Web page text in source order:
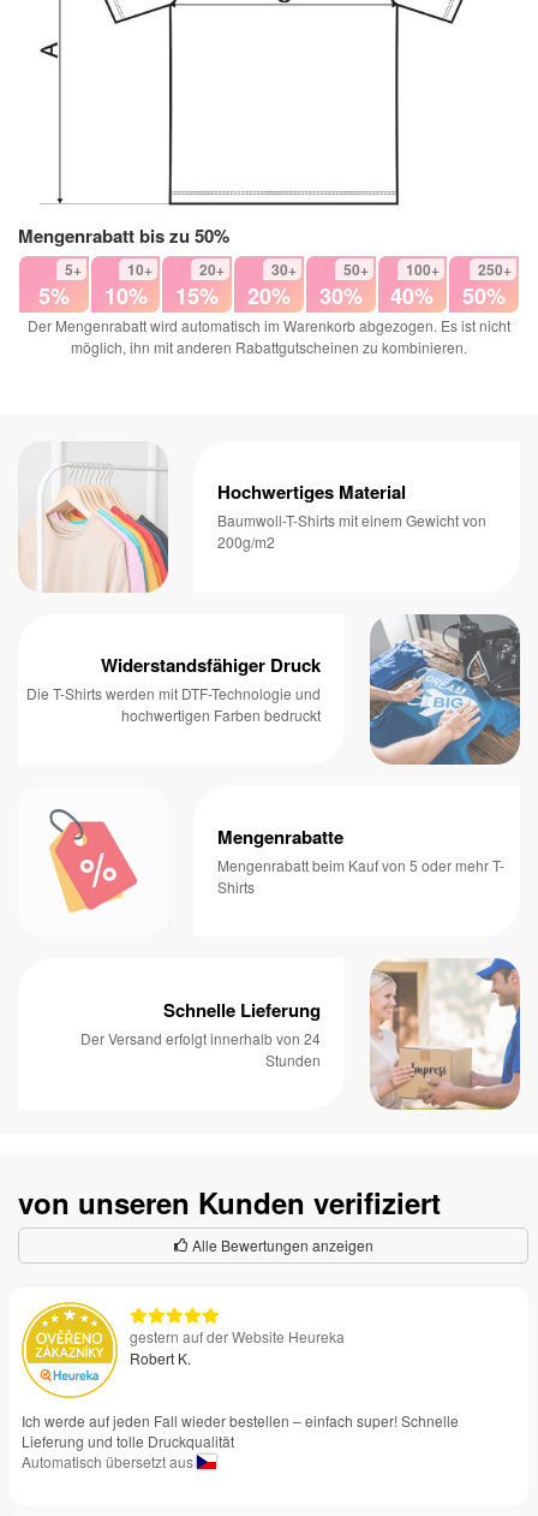
Mengenrabatt bis zu 50%
5+
5%
10+
10%
20+
15%
30+
20%
50+
30%
100+
40%
250+
50%
Der Mengenrabatt wird automatisch im Warenkorb abgezogen. Es ist nicht
möglich, ihn mit anderen Rabattgutscheinen zu kombinieren.
Hochwertiges Material
Baumwoll-T-Shirts mit einem Gewicht von
200g/m2
Widerstandsfähiger Druck
Die T-Shirts werden mit DTF-Technologie und
hochwertigen Farben bedruckt
Mengenrabatte
Mengenrabatt beim Kauf von 5 oder mehr T-
Shirts
Schnelle Lieferung
Der Versand erfolgt innerhalb von 24
Stunden
von unseren Kunden verifiziert
Alle Bewertungen anzeigen
gestern auf der Website Heureka
Robert K.
Ich werde auf jeden Fall wieder bestellen – einfach super! Schnelle
Lieferung und tolle Druckqualität
Automatisch übersetzt aus